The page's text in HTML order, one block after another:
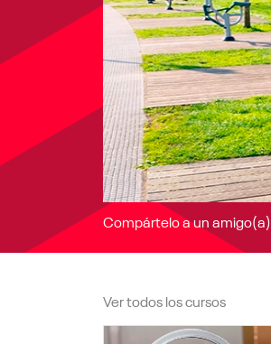
Compártelo a un amigo(a)
Ver todos los cursos